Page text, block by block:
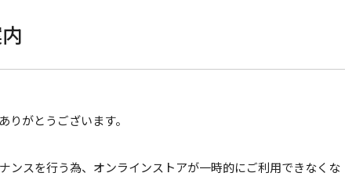
がとうございます。
ンスを行う為、オンラインストアが一時的にご利用できなくな